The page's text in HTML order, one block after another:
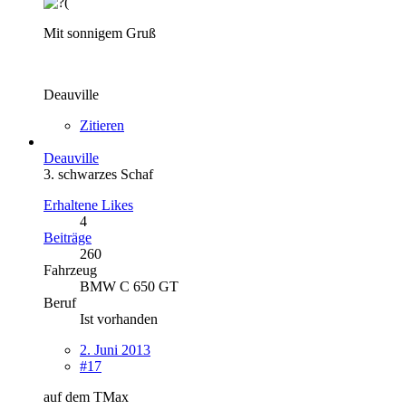
Mit sonnigem Gruß
Deauville
Zitieren
Deauville
3. schwarzes Schaf
Erhaltene Likes
4
Beiträge
260
Fahrzeug
BMW C 650 GT
Beruf
Ist vorhanden
2. Juni 2013
#17
auf dem TMax